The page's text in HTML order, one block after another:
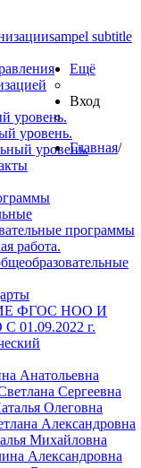
sampel subtitle
уровень.
уровень.
уровень.
программы
работа.
ФГОС НОО И
01.09.2022 г.
Анатольевна
Сергеевна
Олеговна
Александровна
Михайловна
Александровна
Ещё
Вход
Главная/